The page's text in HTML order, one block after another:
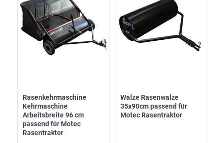
Rasenkehrmaschine
Kehrmaschine
Arbeitsbreite 96 cm
passend für Motec
Rasentraktor
Walze Rasenwalze
35x90cm passend für
Motec Rasentraktor